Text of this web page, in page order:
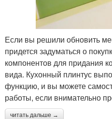
Если вы решили обновить
придется задуматься о
компонентов для придания
вида. Кухонный плинтус
функцию, и вы можете
работы, если внимательно
читать дальше →